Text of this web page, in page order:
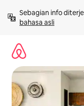
langsung
lihat
Sebagian info
bahasa asli